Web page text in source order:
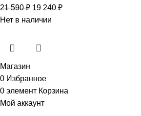
21 590₽ 19 240 ₽
Нет в наличии
Магазин
0 Избранное
0 элемент Корзина
Мой аккаунт